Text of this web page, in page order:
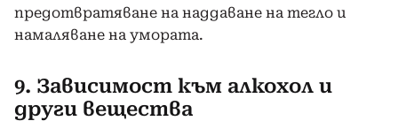
предотвратяване на наддаване на тегло и
намаляване на умората.
9. Зависимост към алкохол и
други вещества